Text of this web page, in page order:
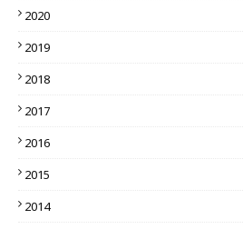
2020
2019
2018
2017
2016
2015
2014